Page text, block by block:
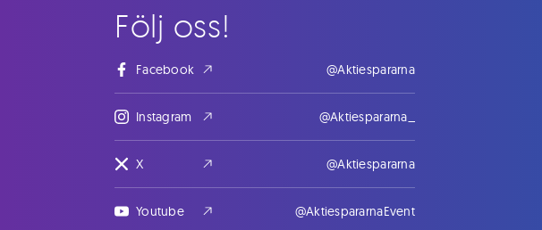
Följ oss!
Facebook @Aktiespararna
Instagram @Aktiespararna_
X @Aktiespararna
Youtube @AktiespararnaEvent